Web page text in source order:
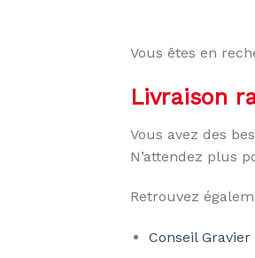
Vous êtes en
Livraison
Vous avez des
N’attendez plus
Retrouvez
Conseil